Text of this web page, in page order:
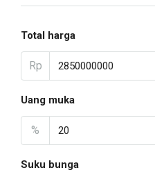
Total harga
Rp
Uang muka
%
Suku bunga